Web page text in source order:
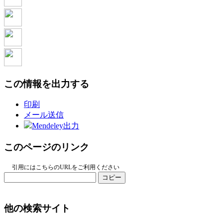
この情報を出力する
印刷
メール送信
Mendeley出力
このページのリンク
引用にはこちらのURLをご利用ください
コピー
他の検索サイト